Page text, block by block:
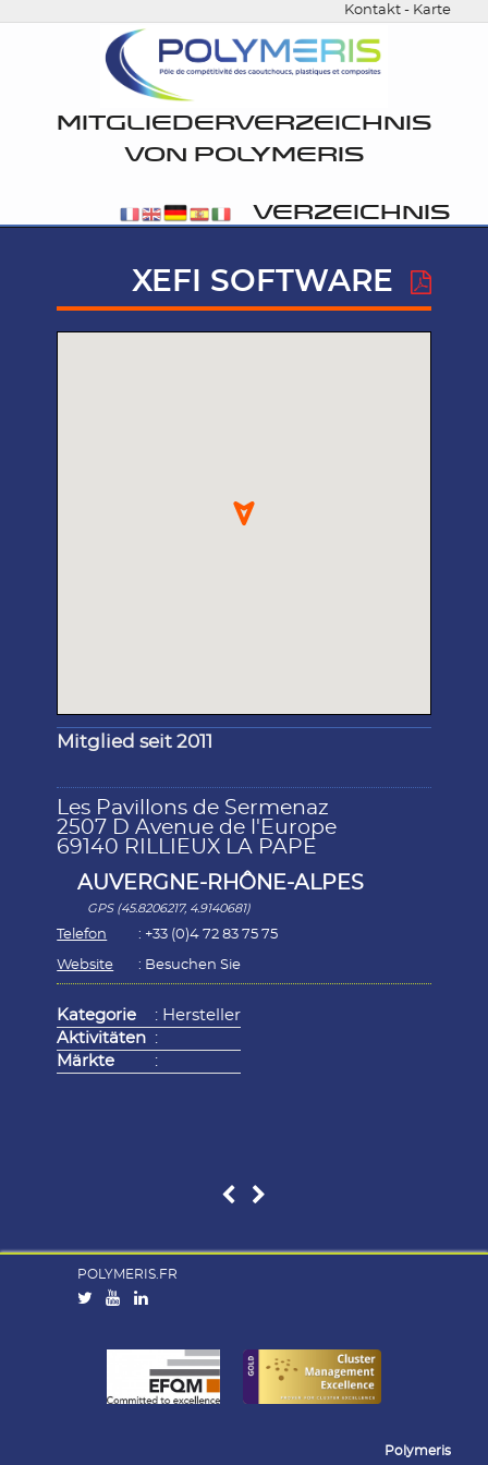
Kontakt - Karte
MITGLIEDERVERZEICHNIS
VON POLYMERIS
VERZEICHNIS
XEFI SOFTWARE
Mitglied seit 2011
Les Pavillons de Sermenaz
2507 D Avenue de l'Europe
69140 RILLIEUX LA PAPE
AUVERGNE-RHÔNE-ALPES
GPS (45.8206217, 4.9140681)
Telefon : +33 (0)4 72 83 75 75
Website : Besuchen Sie
Kategorie
: Hersteller
Aktivitäten :
Märkte
:
POLYMERIS.FR
Polymeris